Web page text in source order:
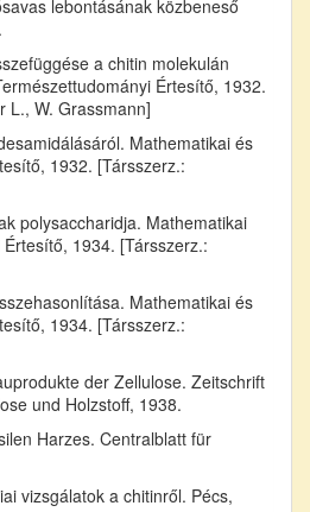
lebontásának közbeneső
a chitin molekulán
Értesítő, 1932.
L., W. Grassmann]
Mathematikai és
1932. [Társszerz.:
polysaccharidja. Mathematikai
1934. [Társszerz.:
Mathematikai és
1934. [Társszerz.:
der Zellulose. Zeitschrift
und Holzstoff, 1938.
Harzes. Centralblatt für
vizsgálatok a chitinről. Pécs,